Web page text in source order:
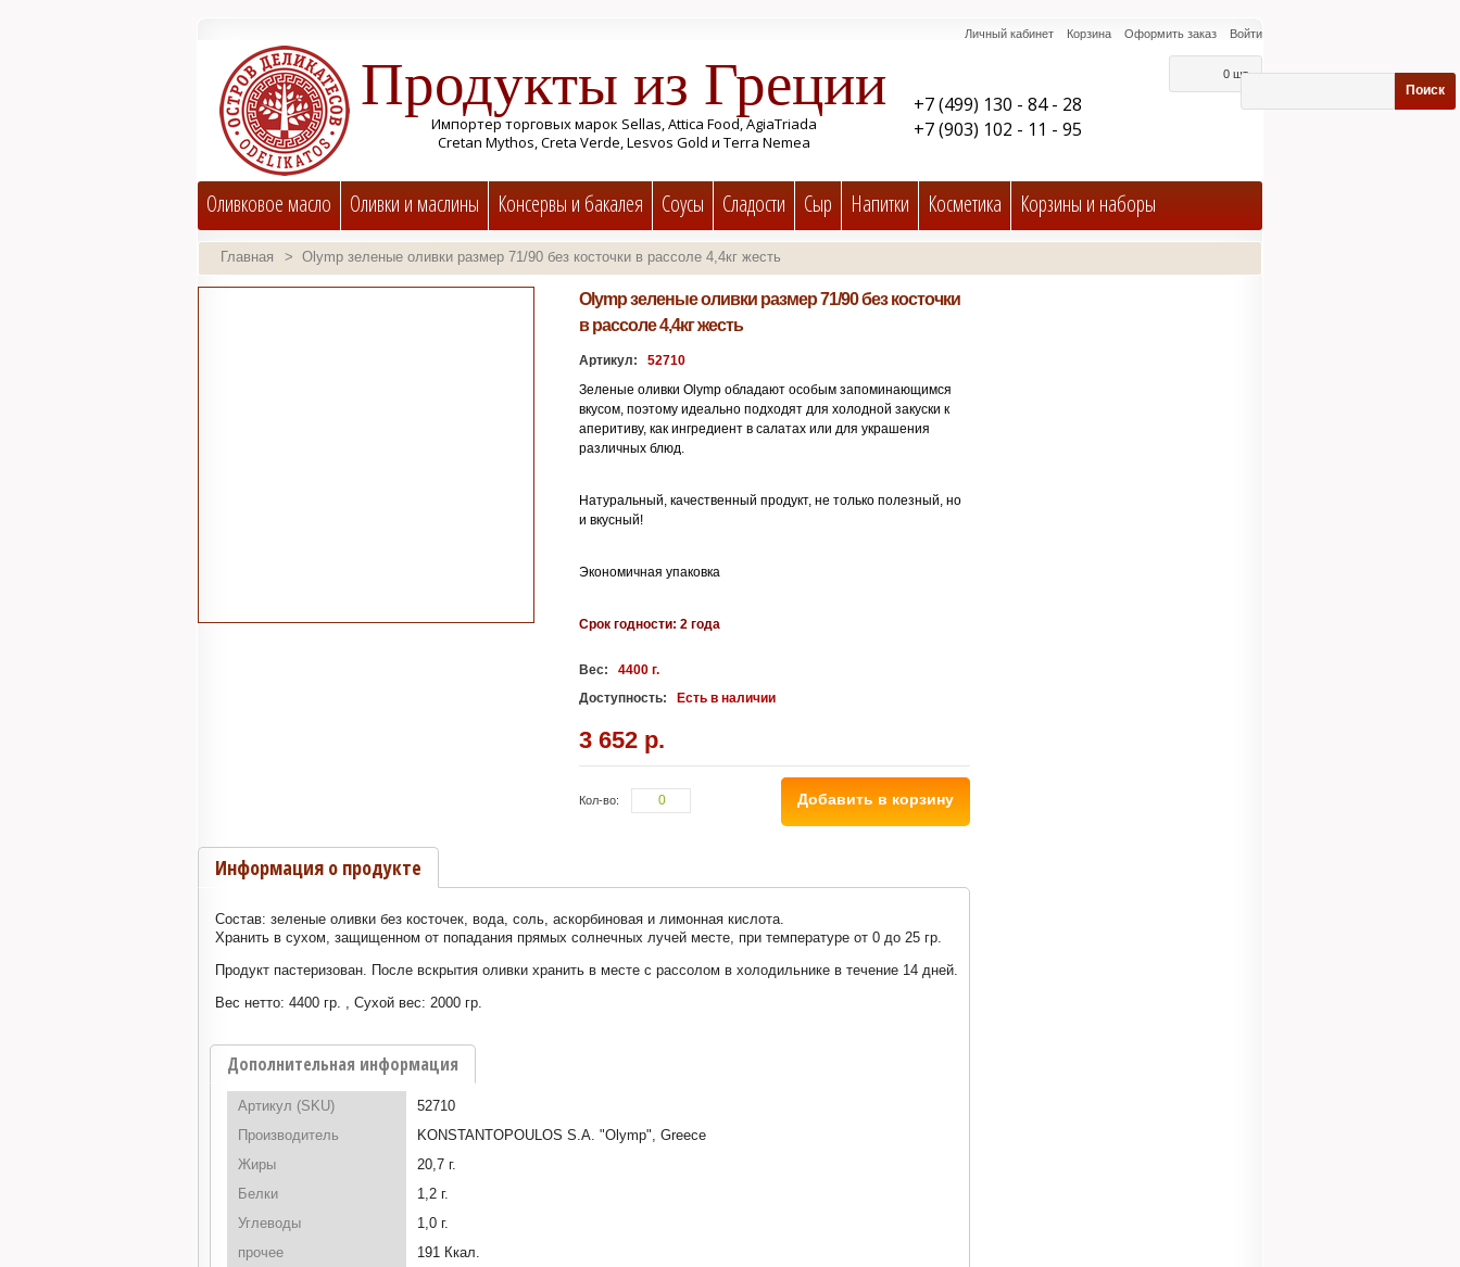
Войти
Личный кабинет Корзина Оформить заказ
0 шт.
Поиск
Продукты из Греции
Импортер торговых марок Sellas, Attica Food, AgiaTriada
Cretan Mythos, Creta Verde, Lesvos Gold и Terra Nemea
+7 (499) 130 - 84 - 28
+7 (903) 102 - 11 - 95
Оливковое масло Оливки и маслины Консервы и бакалея Соусы Cладости Сыр Напитки Косметика Корзины и наборы
Главная > Olymp зеленые оливки размер 71/90 без косточки в рассоле 4,4кг жесть
Olymp зеленые оливки размер 71/90 без косточки
в рассоле 4,4кг жесть
Артикул:
52710
Зеленые оливки Olymp обладают особым запоминающимся
вкусом, поэтому идеально подходят для холодной закуски к
аперитиву, как ингредиент в салатах или для украшения
различных блюд.
Натуральный, качественный продукт, не только полезный, но
и вкусный!
Экономичная упаковка
Срок годности: 2 года
Вес:
4400 г.
Доступность:
Есть в наличии
3 652 р.
Кол-во: Добавить в корзину
Информация о продукте
Состав: зеленые оливки без косточек, вода, соль, аскорбиновая и лимонная кислота.
Хранить в сухом, защищенном от попадания прямых солнечных лучей месте, при температуре от 0 до 25 гр.
Продукт пастеризован. После вскрытия оливки хранить в месте с рассолом в холодильнике в течение 14 дней.
Вес нетто: 4400 гр. , Сухой вес: 2000 гр.
Дополнительная информация
Артикул (SKU)
52710
Производитель
KONSTANTOPOULOS S.A. "Olymp", Greece
Жиры
20,7 г.
Белки
1,2 г.
Углеводы
1,0 г.
прочее
191 Ккал.